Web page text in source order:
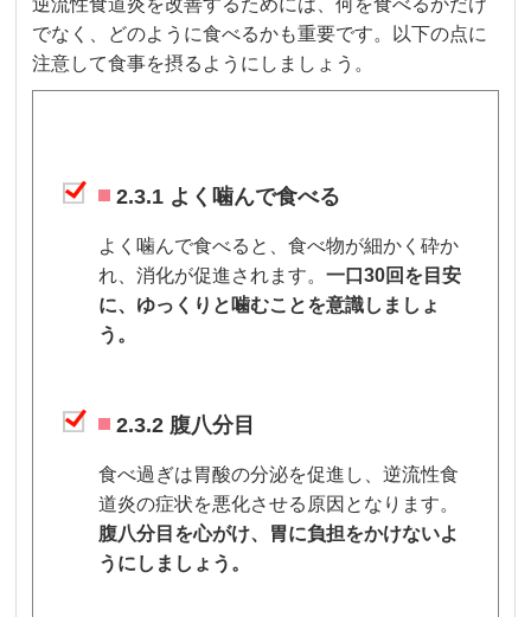
でなく、どのように食べるかも重要です。以下の点に
注意して食事を摂るようにしましょう。
2.3.1 よく噛んで食べる
よく噛んで食べると、食べ物が細かく砕か
れ、消化が促進されます。一口30回を目安
に、ゆっくりと噛むことを意識しましょ
う。
2.3.2 腹八分目
食べ過ぎは胃酸の分泌を促進し、逆流性食
道炎の症状を悪化させる原因となります。
腹八分目を心がけ、胃に負担をかけないよ
うにしましょう。